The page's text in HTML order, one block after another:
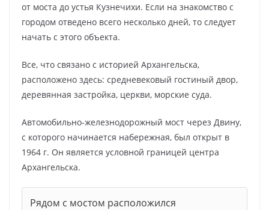
от моста до устья Кузнечихи. Если на знакомство с
городом отведено всего несколько дней, то следует
начать с этого объекта.
Все, что связано с историей Архангельска,
расположено здесь: средневековый гостиный двор,
деревянная застройка, церкви, морские суда.
Автомобильно-железнодорожный мост через Двину,
с которого начинается набережная, был открыт в
1964 г. Он является условной границей центра
Архангельска.
Рядом с мостом расположился